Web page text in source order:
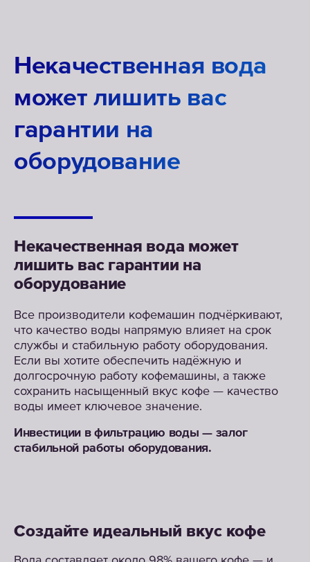
расходах
Некачественная вода
может лишить вас
гарантии на
оборудование
Некачественная вода может
лишить вас гарантии на
оборудование
Все производители кофемашин подчёркивают,
что качество воды напрямую влияет на срок
службы и стабильную работу оборудования.
Если вы хотите обеспечить надёжную и
долгосрочную работу кофемашины, а также
сохранить насыщенный вкус кофе — качество
воды имеет ключевое значение.
Инвестиции в фильтрацию воды — залог
стабильной работы оборудования.
Создайте идеальный вкус кофе